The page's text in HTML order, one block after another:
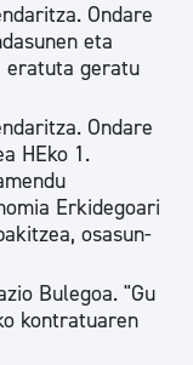
Ondare
eta
eratuta geratu
Ondare
HEko 1.
Erkidegoari
osasun-
Bulegoa. "Gu
kontratuaren